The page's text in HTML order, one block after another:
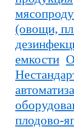
(овощи,
емкости
плодово-